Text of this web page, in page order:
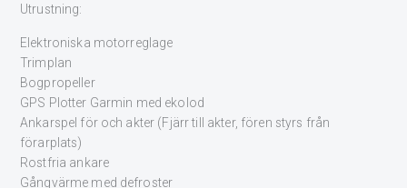
Utrustning:
Elektroniska motorreglage
Trimplan
Bogpropeller
GPS Plotter Garmin med ekolod
Ankarspel för och akter (Fjärr till akter, fören styrs från
förarplats)
Rostfria ankare
Gångvärme med defroster